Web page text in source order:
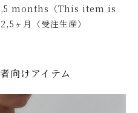
months（This item is
ヶ月（受注生産）
向けアイテム